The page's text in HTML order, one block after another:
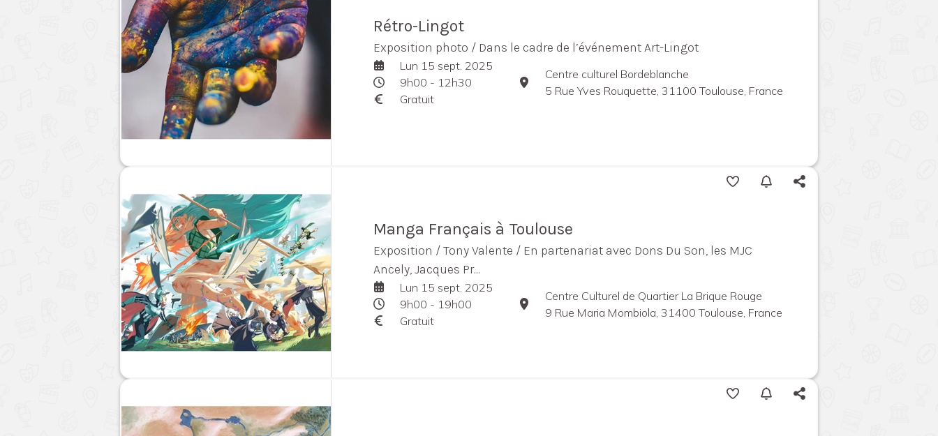
Rétro-Lingot
Exposition photo / Dans le cadre de l’événement Art-Lingot
Lun 15 sept. 2025
9h00 - 12h30
Gratuit
Centre culturel Bordeblanche
5 Rue Yves Rouquette, 31100 Toulouse, France
Manga Français à Toulouse
Exposition / Tony Valente / En partenariat avec Dons Du Son, les MJC
Ancely, Jacques Pr...
Lun 15 sept. 2025
9h00 - 19h00
Gratuit
Centre Culturel de Quartier La Brique Rouge
9 Rue Maria Mombiola, 31400 Toulouse, France